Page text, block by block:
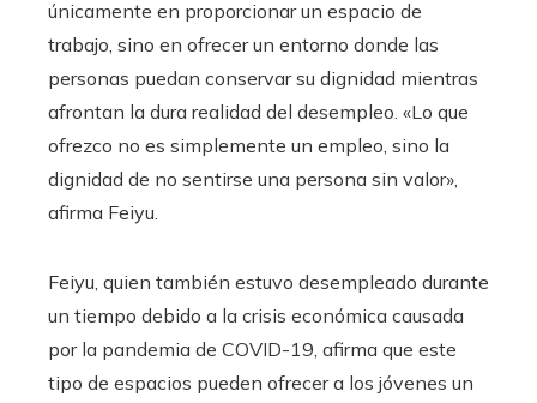
únicamente en proporcionar un espacio de
trabajo, sino en ofrecer un entorno donde las
personas puedan conservar su dignidad mientras
afrontan la dura realidad del desempleo. «Lo que
ofrezco no es simplemente un empleo, sino la
dignidad de no sentirse una persona sin valor»,
afirma Feiyu.
Feiyu, quien también estuvo desempleado durante
un tiempo debido a la crisis económica causada
por la pandemia de COVID-19, afirma que este
tipo de espacios pueden ofrecer a los jóvenes un